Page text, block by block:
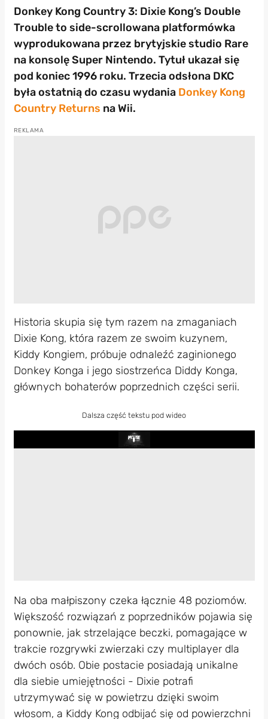
Donkey Kong Country 3: Dixie Kong’s Double
Trouble to side-scrollowana platformówka
wyprodukowana przez brytyjskie studio Rare
na konsolę Super Nintendo. Tytuł ukazał się
pod koniec 1996 roku. Trzecia odsłona DKC
była ostatnią do czasu wydania Donkey Kong
Country Returns na Wii.
Historia skupia się tym razem na zmaganiach
Dixie Kong, która razem ze swoim kuzynem,
Kiddy Kongiem, próbuje odnaleźć zaginionego
Donkey Konga i jego siostrzeńca Diddy Konga,
głównych bohaterów poprzednich części serii.
Dalsza część tekstu pod wideo
Play
Na oba małpiszony czeka łącznie 48 poziomów.
Większość rozwiązań z poprzedników pojawia się
ponownie, jak strzelające beczki, pomagające w
trakcie rozgrywki zwierzaki czy multiplayer dla
dwóch osób. Obie postacie posiadają unikalne
dla siebie umiejętności - Dixie potrafi
utrzymywać się w powietrzu dzięki swoim
włosom, a Kiddy Kong odbijać się od powierzchni